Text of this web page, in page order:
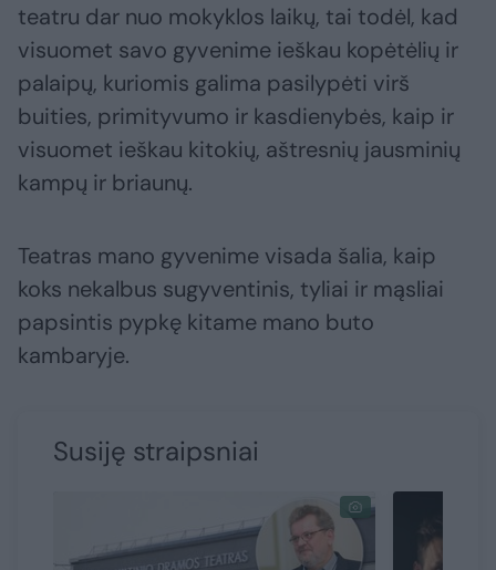
teatru dar nuo mokyklos laikų, tai todėl, kad
visuomet savo gyvenime ieškau kopėtėlių ir
palaipų, kuriomis galima pasilypėti virš
buities, primityvumo ir kasdienybės, kaip ir
visuomet ieškau kitokių, aštresnių jausminių
kampų ir briaunų.
Teatras mano gyvenime visada šalia, kaip
koks nekalbus sugyventinis, tyliai ir mąsliai
papsintis pypkę kitame mano buto
kambaryje.
Susiję straipsniai